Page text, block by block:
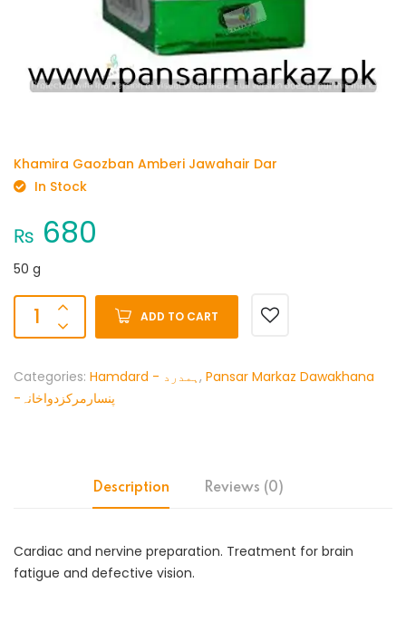
Khamira Gaozban Amberi Jawahair Dar
In Stock
₨ 680
50 g
ADD TO CART
Categories: Hamdard - ہمدرد, Pansar Markaz Dawakhana
-پنسارمرکزدواخانہ
Description Reviews (0)
Cardiac and nervine preparation. Treatment for brain
fatigue and defective vision.